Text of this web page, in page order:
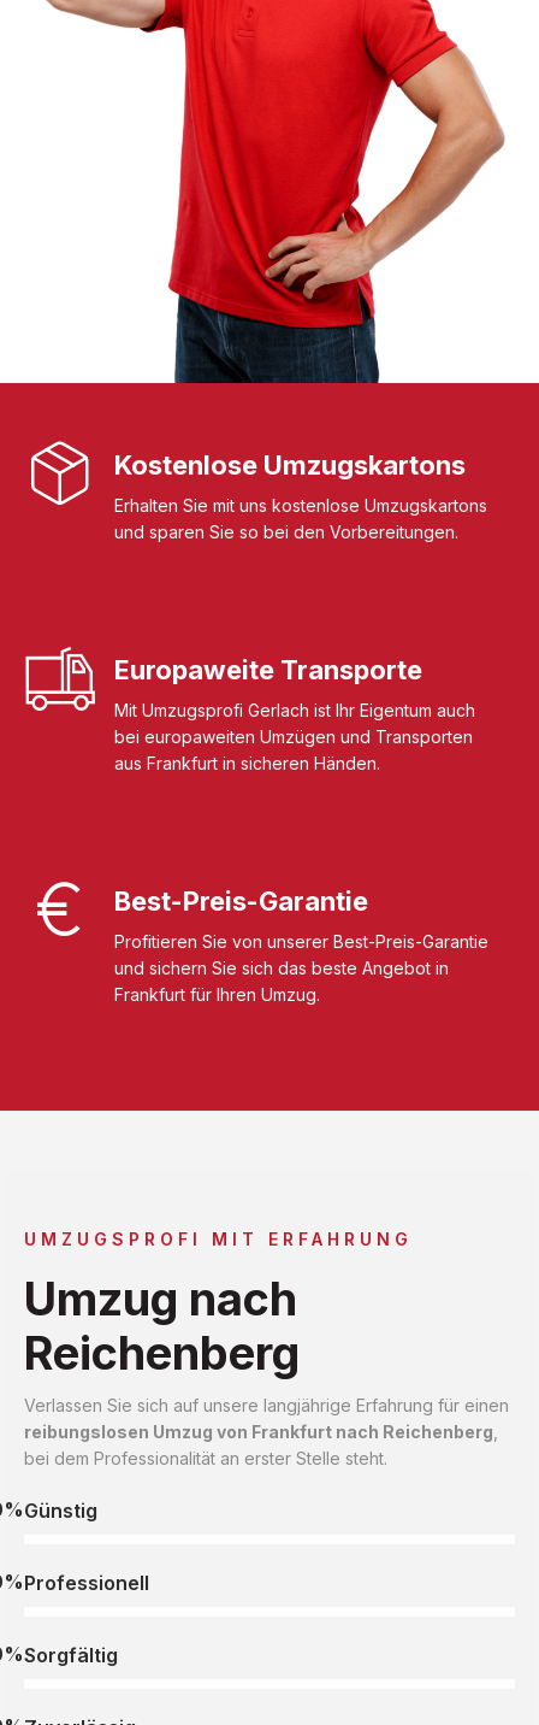
Kostenlose Umzugskartons
Erhalten Sie mit uns kostenlose Umzugskartons
und sparen Sie so bei den Vorbereitungen.
Europaweite Transporte
Mit Umzugsprofi Gerlach ist Ihr Eigentum auch
bei europaweiten Umzügen und Transporten
aus Frankfurt in sicheren Händen.
Best-Preis-Garantie
Profitieren Sie von unserer Best-Preis-Garantie
und sichern Sie sich das beste Angebot in
Frankfurt für Ihren Umzug.
UMZUGSPROFI MIT ERFAHRUNG
Umzug nach
Reichenberg
Verlassen Sie sich auf unsere langjährige Erfahrung für einen
reibungslosen Umzug von Frankfurt nach Reichenberg
bei dem Professionalität an erster Stelle steht.
Günstig
Professionell
Sorgfältig